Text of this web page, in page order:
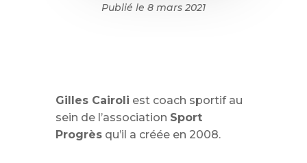
Publié le 8 mars 2021
Gilles Cairoli est coach sportif au
sein de l’association Sport
Progrèsqu’il a créée en 2008.